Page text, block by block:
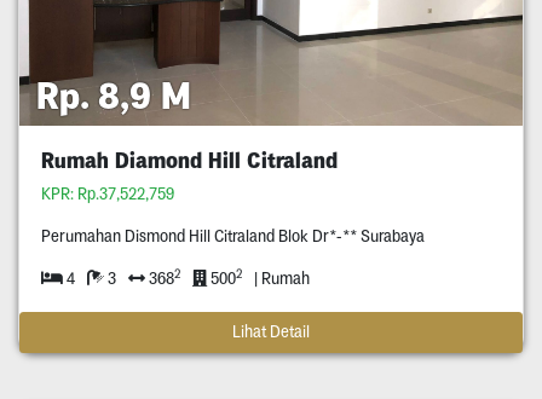
Rp. 8,9 M
Rumah Diamond Hill Citraland
KPR: Rp.37,522,759
Perumahan Dismond Hill Citraland Blok Dr*-** Surabaya
4 3 3682 5002 | Rumah
Lihat Detail